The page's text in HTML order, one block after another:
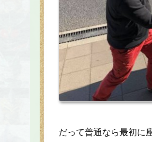
だって普通なら最初に